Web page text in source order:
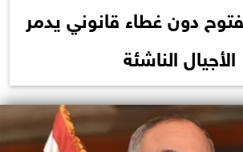
دون غطاء قانوني يدمر
الأجيال الناشئة